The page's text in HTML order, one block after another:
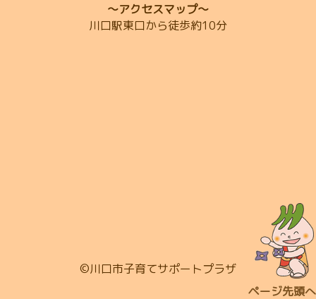
～アクセスマップ～
川口駅東口から徒歩約10分
©川口市子育てサポートプラザ
ページ先頭へ